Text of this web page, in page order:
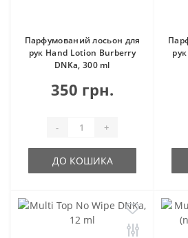
Парфумований лосьон для
рук Hand Lotion Burberry
DNKa, 300 ml
350 грн.
- +
ДО КОШИКА